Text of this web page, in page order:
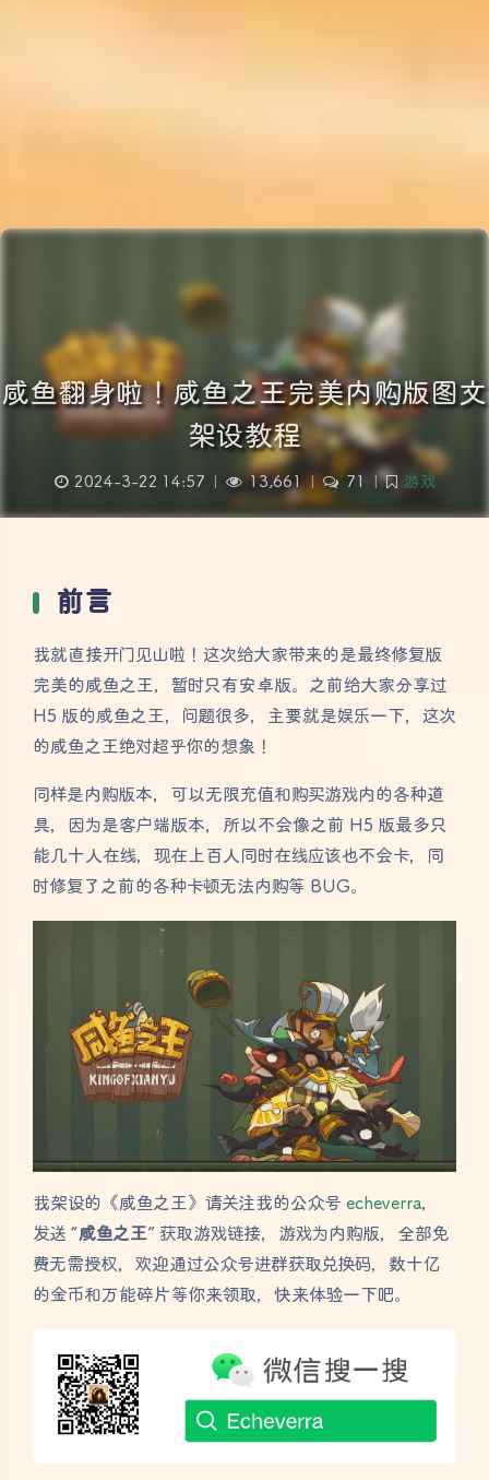
咸鱼翻身啦！咸鱼之王完美内购版图文
架设教程
2024-3-22 14:57 13,661 | 71 | 游戏
前言
我就直接开门见山啦！这次给大家带来的是最终修复版
完美的咸鱼之王，暂时只有安卓版。之前给大家分享过
H5 版的咸鱼之王，问题很多，主要就是娱乐一下，这次
的咸鱼之王绝对超乎你的想象！
同样是内购版本，可以无限充值和购买游戏内的各种道
具，因为是客户端版本，所以不会像之前 H5 版最多只
能几十人在线，现在上百人同时在线应该也不会卡，同
时修复了之前的各种卡顿无法内购等 BUG。
我架设的《咸鱼之王》请关注我的公众号 echeverra，
发送 “咸鱼之王” 获取游戏链接，游戏为内购版，全部免
费无需授权，欢迎通过公众号进群获取兑换码，数十亿
的金币和万能碎片等你来领取，快来体验一下吧。